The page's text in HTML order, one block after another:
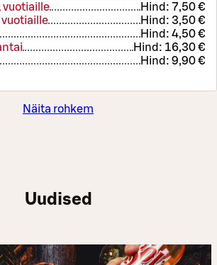
vuotiaille
Hind: 7,50 €
Hind: 3,50 €
Hind: 4,50 €
Hind: 16,30 €
Hind: 9,90 €
Näita rohkem
Uudised